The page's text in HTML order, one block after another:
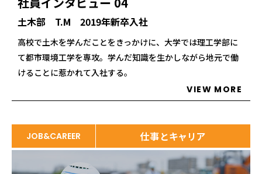
土木部 T.M 2019年新卒入社
高校で土木を学んだことをきっかけに、大学では理工学部に
て都市環境工学を専攻。学んだ知識を生かしながら地元で働
けることに惹かれて入社する。
VIEW MORE
JOB&CAREER 仕事とキャリア